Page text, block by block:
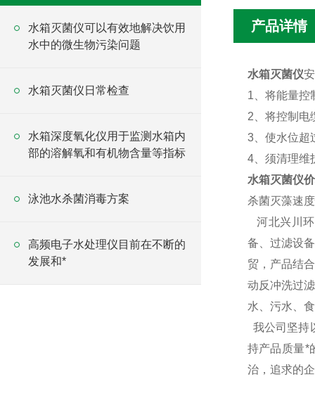
水箱灭菌仪可以有效地解决饮用
水中的微生物污染问题
水箱灭菌仪日常检查
水箱深度氧化仪用于监测水箱内
部的溶解氧和有机物含量等指标
泳池水杀菌消毒方案
高频电子水处理仪目前在不断的
发展和*
产品详情
水箱灭菌仪
1、将能量控
2、将控制电
3、使水位超
4、须清理维
水箱灭菌仪
杀菌灭藻速
河北兴川环
备、过滤设
贸，产品结
动反冲洗过
水、污水、
我公司坚持
持产品质量*
治，追求的